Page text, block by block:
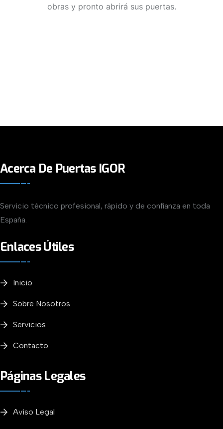
obras y pronto abrirá sus puertas.
Acerca De Puertas IGOR
Servicio técnico profesional, rápido y de confianza en toda
España.
Enlaces Útiles
Inicio
Sobre Nosotros
Servicios
Contacto
Páginas Legales
Aviso Legal